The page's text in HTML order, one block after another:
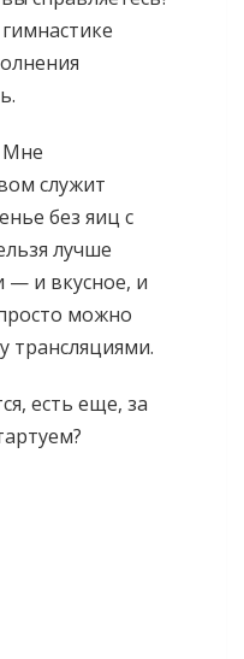
Мне
служит
без яиц с
лучше
— и вкусное, и
можно
трансляциями.
есть еще, за